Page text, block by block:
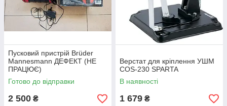
Пусковий пристрій Brüder
Mannesmann ДЕФЕКТ (НЕ
ПРАЦЮЄ)
Готово до відправки
2 500 ₴
Верстат для кріплення УШМ
COS-230 SPARTA
В наявності
1 679 ₴